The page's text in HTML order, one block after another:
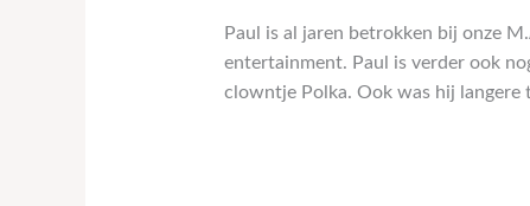
Paul is al jaren betrokken bij onze
entertainment. Paul is verder ook
clowntje Polka. Ook was hij langere